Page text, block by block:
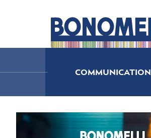
COMMUNICATION